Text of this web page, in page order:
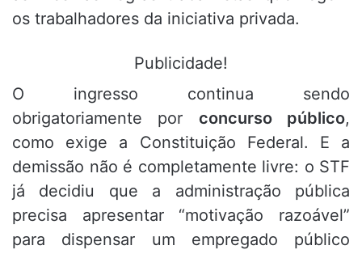
os trabalhadores da iniciativa privada.
Publicidade!
O ingresso continua sendo
obrigatoriamente por concurso público,
como exige a Constituição Federal. E a
demissão não é completamente livre: o STF
já decidiu que a administração pública
precisa apresentar “motivação razoável”
para dispensar um empregado público